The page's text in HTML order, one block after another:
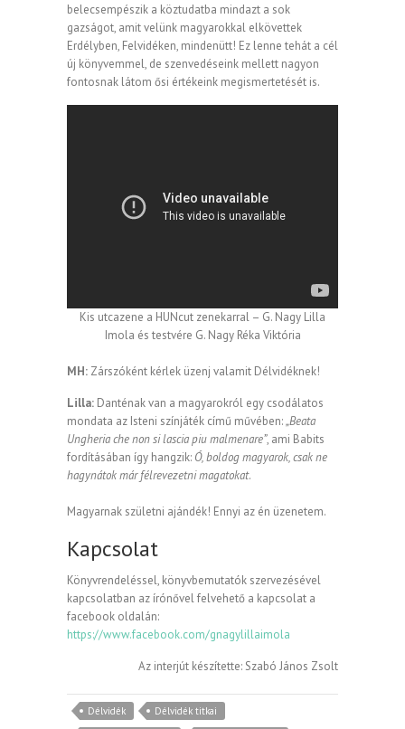
belecsempészik a köztudatba mindazt a sok
gazságot, amit velünk magyarokkal elkövettek
Erdélyben, Felvidéken, mindenütt! Ez lenne tehát a cél
új könyvemmel, de szenvedéseink mellett nagyon
fontosnak látom ősi értékeink megismertetését is.
Kis utcazene a HUNcut zenekarral – G. Nagy Lilla
Imola és testvére G. Nagy Réka Viktória
MH: Zárszóként kérlek üzenj valamit Délvidéknek!
Lilla: Danténak van a magyarokról egy csodálatos
mondata az Isteni színjáték című művében:„Beata
Ungheria che non si lascia piu malmenare”, ami Babits
fordításában így hangzik: Ó, boldog magyarok, csak ne
hagynátok már félrevezetni magatokat.
Magyarnak születni ajándék! Ennyi az én üzenetem.
Kapcsolat
Könyvrendeléssel, könyvbemutatók szervezésével
kapcsolatban az írónővel felvehető a kapcsolat a
facebook oldalán:
https://www.facebook.com/gnagylillaimola
Az interjút készítette: Szabó János Zsolt
Délvidék
Délvidék titkai